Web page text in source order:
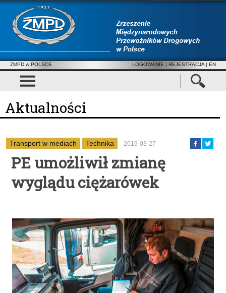
ZMPD w POLSCE LOGOWANIE | REJESTRACJA | EN
Aktualności
Transport w mediach Technika 2019-03-27
PE umożliwił zmianę
wyglądu ciężarówek